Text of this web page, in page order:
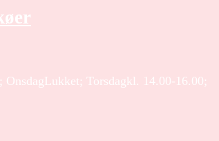
Torsdagkl. 14.00-16.00;